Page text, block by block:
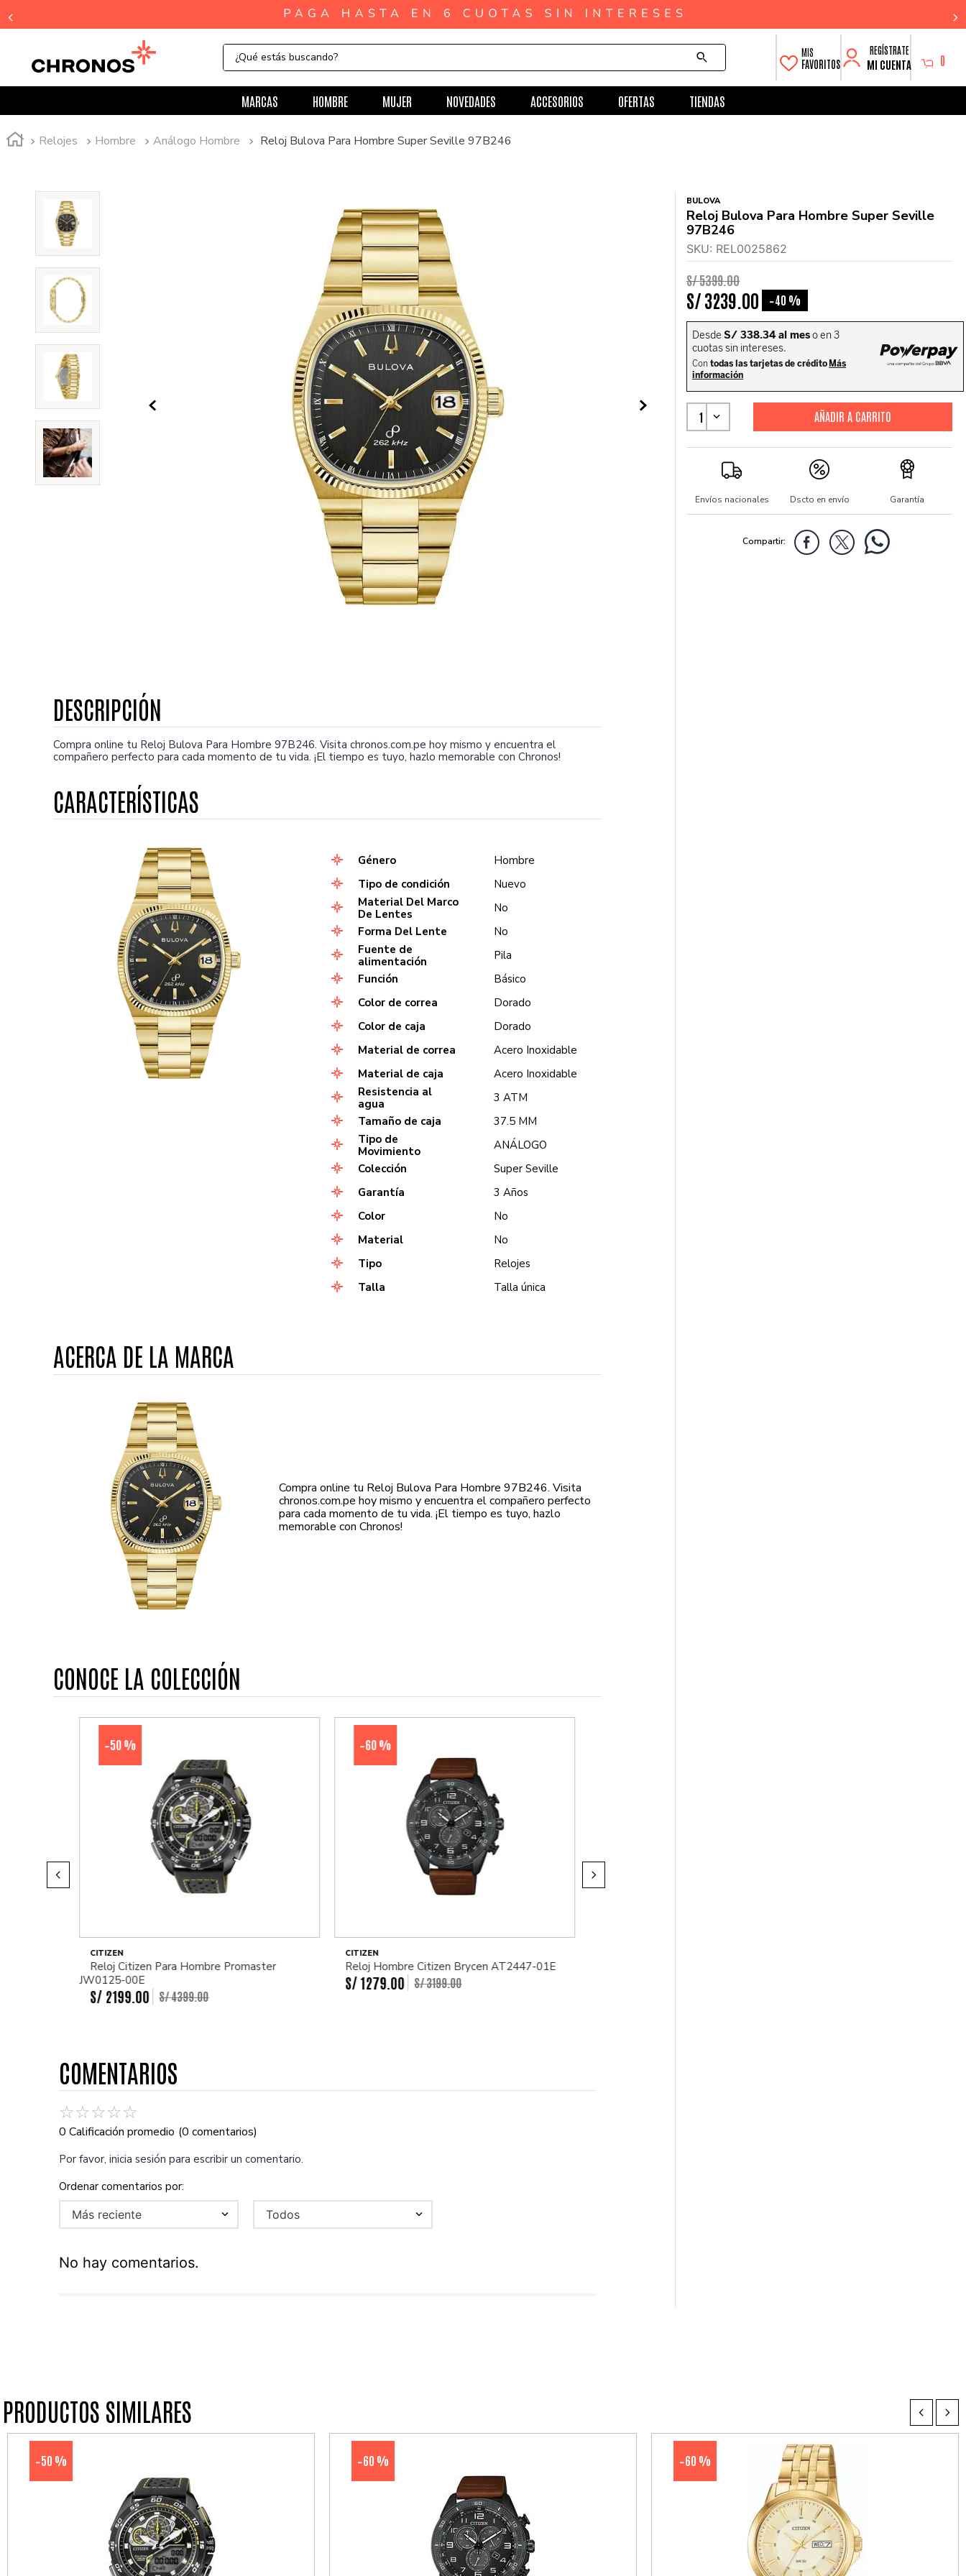
¿Qué estás buscando?
FAVORITOS MI CUENTA 0
MARCAS HOMBRE MUJER NOVEDADES ACCESORIOS OFERTAS TIENDAS
Relojes Hombre Análogo Hombre Reloj Bulova Para Hombre Super Seville 97B246
Compra online tu Reloj Bulova Para Hombre 97B246. Visita chronos.com.pe hoy mismo y encuentra el
compañero perfecto para cada momento de tu vida. ¡El tiempo es tuyo, hazlo memorable con Chronos!
Género
Hombre
Tipo de condición
Nuevo
Material Del Marco
De Lentes
No
Forma Del Lente
No
Fuente de
alimentación
Pila
Función
Básico
Color de correa
Dorado
Color de caja
Dorado
Material de correa
Acero Inoxidable
Material de caja
Acero Inoxidable
Resistencia al
agua
3 ATM
Tamaño de caja
37.5 MM
Tipo de
Movimiento
ANÁLOGO
Colección
Super Seville
Garantía
3 Años
Color
No
Material
No
Tipo
Relojes
Talla
Talla única
ACERCA DE LA MARCA
Compra online tu Reloj Bulova Para Hombre 97B246. Visita
chronos.com.pe hoy mismo y encuentra el compañero perfecto
para cada momento de tu vida. ¡El tiempo es tuyo, hazlo
memorable con Chronos!
CONOCE LA COLECCIÓN
-50 %
CITIZEN
Reloj Citizen Para Hombre Promaster
JW0125-00E
S/ 2199 00 S/4399.00
-60 %
CITIZEN
Reloj Hombre Citizen Brycen AT2447-01E
S/1279 00 S/3199.00
COMENTARIOS
☆☆☆☆☆
0 Calificación promedio (0 comentarios)
Por favor, inicia sesión para escribir un comentario.
Más reciente Todos
No hay comentarios.
BULOVA
Reloj Bulova Para Hombre Super Seville
97B246
SKU: REL0025862
S/5399.00
S/3239 00 -40 %
1
Envíos nacionales Dscto en envío Garantía
PRODUCTOS SIMILARES
-50 % -60 % -60 %